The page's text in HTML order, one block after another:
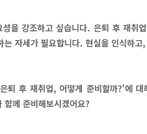
을 강조하고 싶습니다. 은퇴 후 재취
자세가 필요합니다. 현실을 인식하고
퇴 후 재취업, 어떻게 준비할까?'에 대
께 준비해보시겠어요?